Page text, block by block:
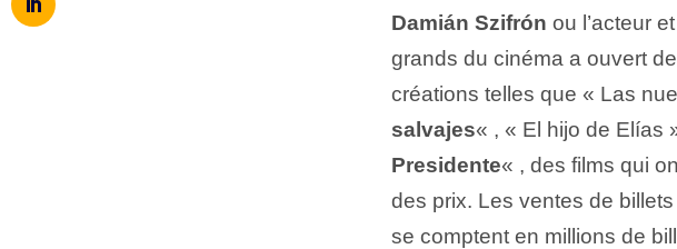
Damián Szifrón ou l’acteur
grands du cinéma a ouvert
créations telles que « Las
salvajes« , « El hijo de Elías
Presidente« , des films qui
des prix. Les ventes de
se comptent en millions de